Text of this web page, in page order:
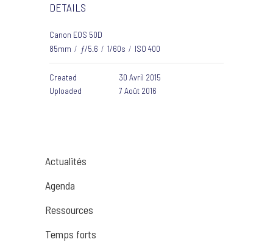
DETAILS
Canon EOS 50D
85mm / ƒ/5.6 / 1/60s / ISO 400
Created
30 Avril 2015
Uploaded
7 Août 2016
Actualités
Agenda
Ressources
Temps forts